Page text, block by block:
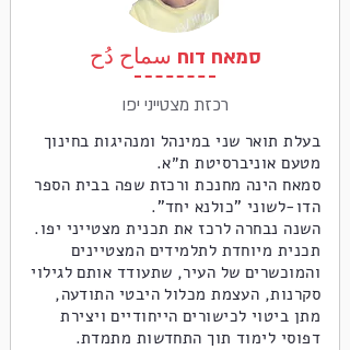
סמאח דוח سماح دُح
רכזת מצטייני יפו
בעלת תואר שני במינהל ומנהיגות בחינוך
מטעם אוניברסיטת ת״א.
סמאח הינה מחנכת ורכזת שפה בבית הספר
הדו-לשוני "כולנא יחד".
השנה נבחרה לרכז את תכנית מצטייני יפו.
תכנית מיוחדת לתלמידים המצטיינים
והמוכשרים של העיר, שתעודד אותם לגילוי
סקרנות, העצמת מכלול היבטי התודעה,
מתן ביטוי לכישורים הייחודיים ויצירת
דפוסי לימוד תוך התחדשות מתמדת.